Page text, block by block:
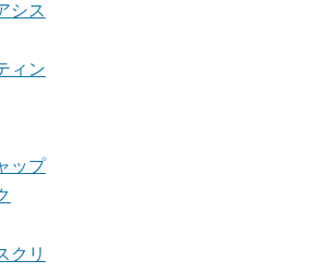
シス
ィン
ップ
クリ